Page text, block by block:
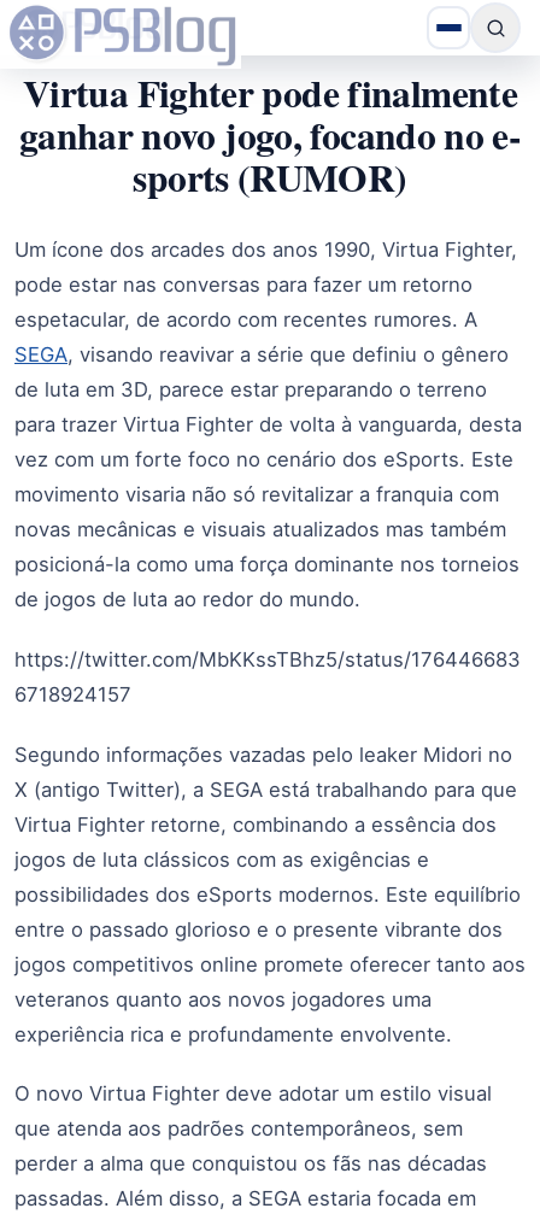
Virtua Fighter pode finalmente
ganhar novo jogo, focando no e-
sports (RUMOR)
Um ícone dos arcades dos anos 1990, Virtua Fighter,
pode estar nas conversas para fazer um retorno
espetacular, de acordo com recentes rumores. A
SEGA, visando reavivar a série que definiu o gênero
de luta em 3D, parece estar preparando o terreno
para trazer Virtua Fighter de volta à vanguarda, desta
vez com um forte foco no cenário dos eSports. Este
movimento visaria não só revitalizar a franquia com
novas mecânicas e visuais atualizados mas também
posicioná-la como uma força dominante nos torneios
de jogos de luta ao redor do mundo.
https://twitter.com/MbKKssTBhz5/status/176446683
6718924157
Segundo informações vazadas pelo leaker Midori no
X (antigo Twitter), a SEGA está trabalhando para que
Virtua Fighter retorne, combinando a essência dos
jogos de luta clássicos com as exigências e
possibilidades dos eSports modernos. Este equilíbrio
entre o passado glorioso e o presente vibrante dos
jogos competitivos online promete oferecer tanto aos
veteranos quanto aos novos jogadores uma
experiência rica e profundamente envolvente.
O novo Virtua Fighter deve adotar um estilo visual
que atenda aos padrões contemporâneos, sem
perder a alma que conquistou os fãs nas décadas
passadas. Além disso, a SEGA estaria focada em